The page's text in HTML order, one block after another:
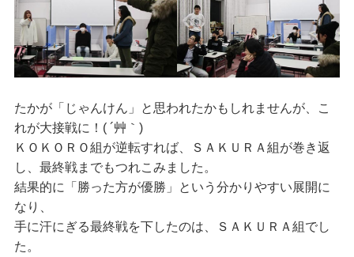
たかが「じゃんけん」と思われたかもしれませんが、こ
れが大接戦に！( ´艸｀)
ＫＯＫＯＲＯ組が逆転すれば、ＳＡＫＵＲＡ組が巻き返
し、最終戦までもつれこみました。
結果的に「勝った方が優勝」という分かりやすい展開に
なり、
手に汗にぎる最終戦を下したのは、ＳＡＫＵＲＡ組でし
た。